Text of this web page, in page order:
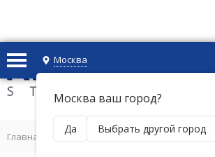
Москва
Москва ваш город?
Да Выбрать другой город
Главная СМЕСИТЕЛИ ДЛЯ ВАННОЙ КОМНАТЫ